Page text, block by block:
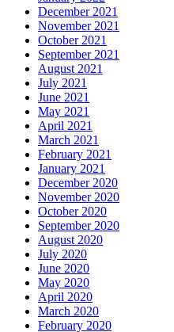
December 2021
November 2021
October 2021
September 2021
August 2021
July 2021
June 2021
May 2021
April 2021
March 2021
February 2021
January 2021
December 2020
November 2020
October 2020
September 2020
August 2020
July 2020
June 2020
May 2020
April 2020
March 2020
February 2020